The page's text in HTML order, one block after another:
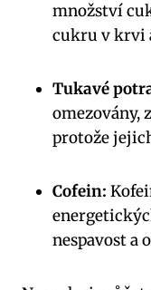
množství
cukru v krvi
Tukavé
omezovány,
protože
Cofein:
nespavost a